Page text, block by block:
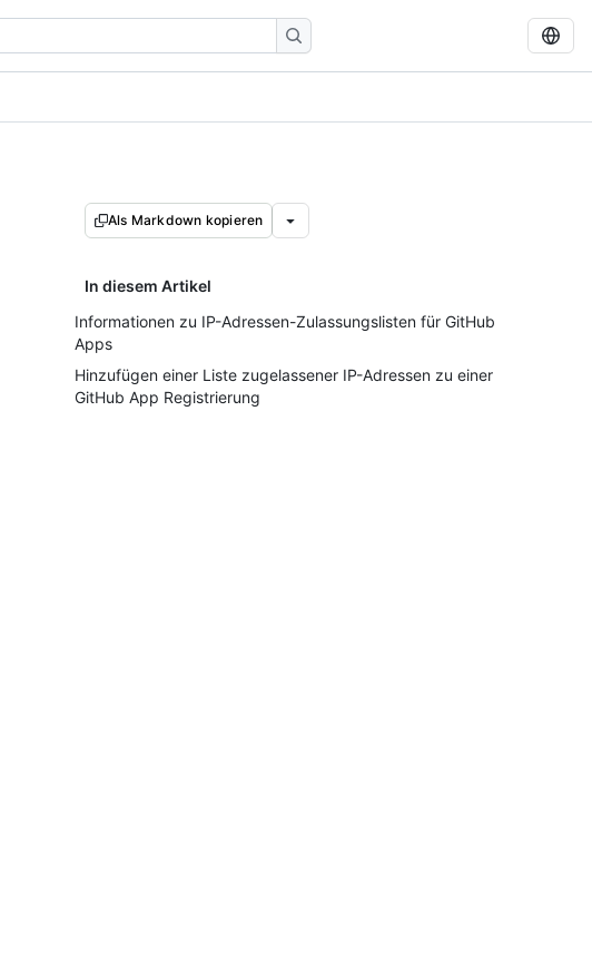
Als Markdown kopieren
In diesem Artikel
Informationen zu IP-Adressen-Zulassungslisten für GitHub
Apps
Hinzufügen einer Liste zugelassener IP-Adressen zu einer
GitHub App Registrierung